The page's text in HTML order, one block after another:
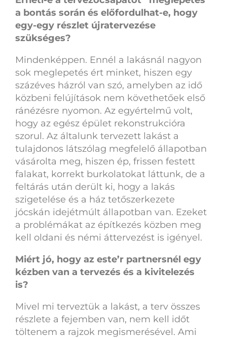
a bontás során és előfordulhat-e, hogy
egy-egy részlet újratervezése
szükséges?
Mindenképpen. Ennél a lakásnál nagyon
sok meglepetés ért minket, hiszen egy
százéves házról van szó, amelyben az idő
közbeni felújítások nem követhetőek első
ránézésre nyomon. Az egyértelmű volt,
hogy az egész épület rekonstrukcióra
szorul. Az általunk tervezett lakást a
tulajdonos látszólag megfelelő állapotban
vásárolta meg, hiszen ép, frissen festett
falakat, korrekt burkolatokat láttunk, de a
feltárás után derült ki, hogy a lakás
szigetelése és a ház tetőszerkezete
jócskán idejétmúlt állapotban van. Ezeket
a problémákat az építkezés közben meg
kell oldani és némi áttervezést is igényel.
Miért jó, hogy az este’r partnersnél egy
kézben van a tervezés és a kivitelezés
is?
Mivel mi terveztük a lakást, a terv összes
részlete a fejemben van, nem kell időt
töltenem a rajzok megismerésével. Ami